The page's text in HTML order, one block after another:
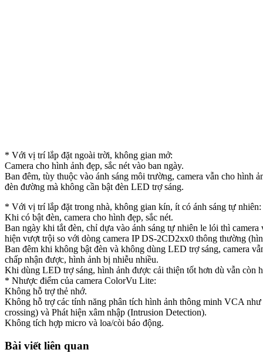
* Với vị trí lắp đặt ngoài trời, không gian mở:
Camera cho hình ảnh đẹp, sắc nét vào ban ngày.
Ban đêm, tùy thuộc vào ánh sáng môi trường, camera vẫn cho hình
đèn đường mà không cần bật đèn LED trợ sáng.
* Với vị trí lắp đặt trong nhà, không gian kín, ít có ánh sáng tự nhiên:
Khi có bật đèn, camera cho hình đẹp, sắc nét.
Ban ngày khi tắt đèn, chỉ dựa vào ánh sáng tự nhiên le lói thì camera
hiện vượt trội so với dòng camera IP DS-2CD2xx0 thông thường
Ban đêm khi không bật đèn và không dùng LED trợ sáng, camera
chấp nhận được, hình ảnh bị nhiễu nhiều.
Khi dùng LED trợ sáng, hình ảnh được cải thiện tốt hơn dù vẫn còn
* Nhược điểm của camera ColorVu Lite:
Không hỗ trợ thẻ nhớ.
Không hỗ trợ các tính năng phân tích hình ảnh thông minh VCA
crossing) và Phát hiện xâm nhập (Intrusion Detection).
Không tích hợp micro và loa/còi báo động.
Bài viết liên quan